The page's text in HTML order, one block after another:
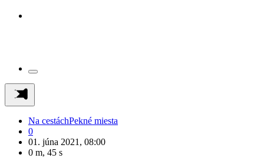
Na cestáchPekné miesta
0
01. júna 2021, 08:00
0 m, 45 s